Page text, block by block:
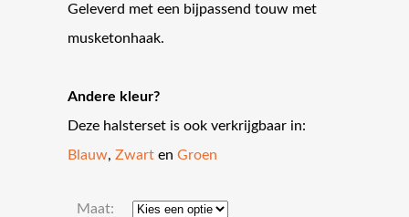
Geleverd met een bijpassend touw met
musketonhaak.
Andere kleur?
Deze halsterset is ook verkrijgbaar in:
Blauw, Zwart en Groen
Maat: